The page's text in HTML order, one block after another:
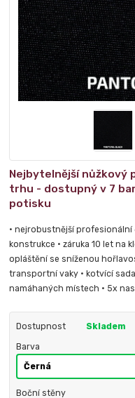
Nejbytelnější nůžkový
trhu - dostupný v 7
potisku
• nejrobustnější profesionální
konstrukce • záruka 10 let na
opláštění se sníženou
transportní vaky • kotvící
namáhaných místech • 5x
Dostupnost Skladem
Barva
Boční stěny